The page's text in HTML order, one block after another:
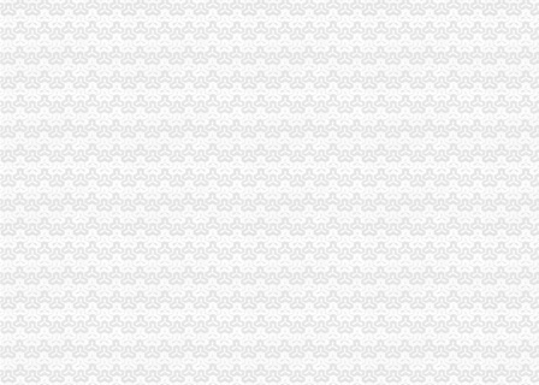
重庆两江新区置业发展有限公司
【重庆两江新区公司核名、注册、注销】-重庆高新区易登网
重庆融资租赁公司注册,两江新区融资租赁公司注册_重庆南岸区公司
重庆磊娇建材有限公司
两江新区:贴近市场主体抓服务(资料)_财经_新民网
重庆市两江新区澎佳茜房有限公司拟开办公示
新科国际广场写字楼写字楼出租,两江新区轻轨旁可注册公司1500元
重庆两江新区公司变更代理_重庆两江新区公司变更代办_重庆两江新区
重庆爱视投资管理有限公司两江新区验光配镜中心_【信用信息_诉
重庆两江新区工商服务信息,提供新重庆两江新区财税服务及重庆两
重庆市两江新区澎佳茜房有限公司拟开办公示
重庆注册外资融资租赁公司,两江新区融资租【今日推荐网-泉创业/
重庆两江新区置业发展有限公司2015校园招聘宣讲会上交大专场_重庆
重庆两江新区香港公司注册信息-城际分类
【重庆两江新区区香港公司注册|注册香港公司|香港公司注册查询】-重